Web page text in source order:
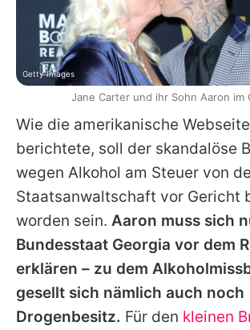
Wie die amerikanische Webseite
berichtete, soll der skandalöse
wegen Alkohol am Steuer von
Staatsanwaltschaft vor Gericht
worden sein. Aaron muss sich
Bundesstaat Georgia vor dem
erklären – zu dem
gesellt sich nämlich auch noch
Drogenbesitz. Für den kleinen
Getty Images
Jane Carter und ihr Sohn Aaron im